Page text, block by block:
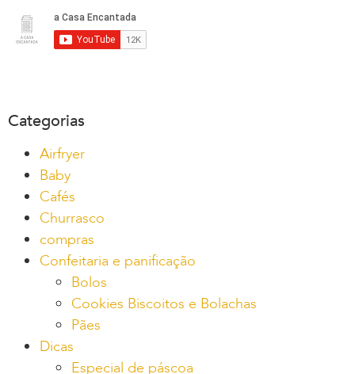
Categorias
Airfryer
Baby
Cafés
Churrasco
compras
Confeitaria e panificação
Bolos
Cookies Biscoitos e Bolachas
Pães
Dicas
Especial de páscoa